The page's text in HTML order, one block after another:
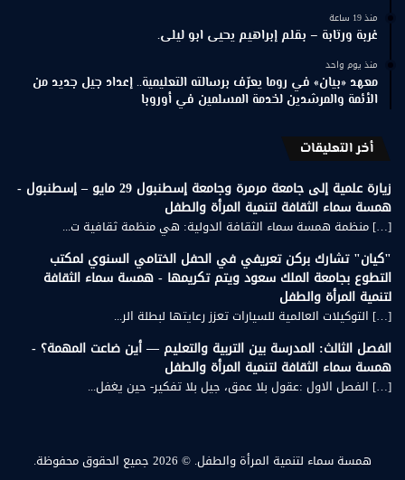
منذ 19 ساعة
غربة ورتابة – بقلم إبراهيم يحيى ابو ليلى.
منذ يوم واحد
معهد «بيان» في روما يعرّف برسالته التعليمية.. إعداد جيل جديد من
الأئمة والمرشدين لخدمة المسلمين في أوروبا
أخر التعليقات
زيارة علمية إلى جامعة مرمرة وجامعة إسطنبول 29 مايو – إسطنبول -
همسة سماء الثقافة لتنمية المرأة والطفل
[…] منظمة همسة سماء الثقافة الدولية: هي منظمة ثقافية ت...
"كيان" تشارك بركن تعريفي في الحفل الختامي السنوي لمكتب
التطوع بجامعة الملك سعود ويتم تكريمها - همسة سماء الثقافة
لتنمية المرأة والطفل
[…] التوكيلات العالمية للسيارات تعزز رعايتها لبطلة الر...
الفصل الثالث: المدرسة بين التربية والتعليم — أين ضاعت المهمة؟ -
همسة سماء الثقافة لتنمية المرأة والطفل
[…] الفصل الاول :عقول بلا عمق، جيل بلا تفكير- حين يغفل...
همسة سماء لتنمية المرأة والطفل. © 2026 جميع الحقوق محفوظة.